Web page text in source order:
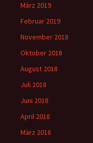
März 2019
Februar 2019
November 2018
Oktober 2018
August 2018
Juli 2018
Juni 2018
April 2018
März 2018